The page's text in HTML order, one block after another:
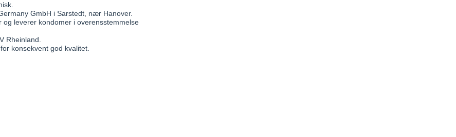
GmbH i Sarstedt, nær Hanover.
leverer kondomer i overensstemmelse
Rheinland.
konsekvent god kvalitet.